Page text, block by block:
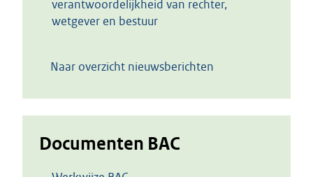
verantwoordelijkheid van rechter,
wetgever en bestuur
Naar overzicht nieuwsberichten
Documenten BAC